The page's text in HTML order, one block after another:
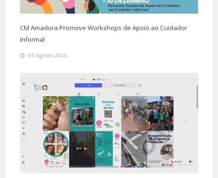
CM Amadora Promove Workshops de Apoio ao Cuidador
Informal
05 Agosto 2026